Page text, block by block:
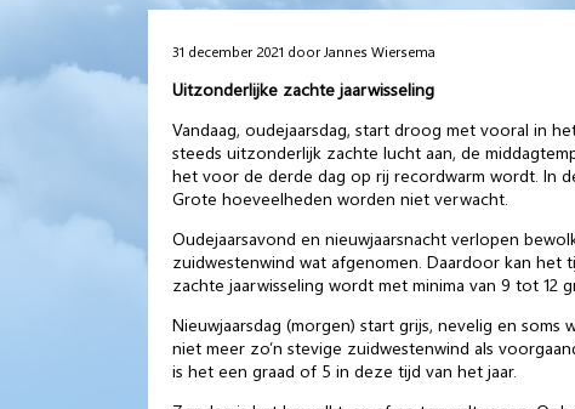
31 december 2021 door Jannes Wiersema
Uitzonderlijke zachte jaarwisseling
Vandaag, oudejaarsdag, start droog met vooral in
steeds uitzonderlijk zachte lucht aan, de
het voor de derde dag op rij recordwarm wordt. In
Grote hoeveelheden worden niet verwacht.
Oudejaarsavond en nieuwjaarsnacht verlopen
zuidwestenwind wat afgenomen. Daardoor kan het
zachte jaarwisseling wordt met minima van 9 tot 12
Nieuwjaarsdag (morgen) start grijs, nevelig en
niet meer zo’n stevige zuidwestenwind als
is het een graad of 5 in deze tijd van het jaar.